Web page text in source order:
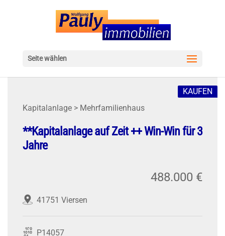
Seite wählen
Kapitalanlage > Mehrfamilienhaus
KAUFEN
**Kapitalanlage auf Zeit ++ Win-Win für 3
Jahre
41751 Viersen
488.000 €
P14057